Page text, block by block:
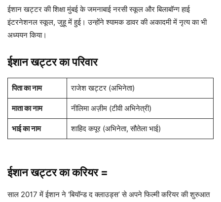
ईशान खट्टर की शिक्षा मुंबई के जमनाबाई नरसी स्कूल और बिलाबॉन्ग हाई
इंटरनेशनल स्कूल, जुहू में हुई। उन्होंने श्यामक डावर की अकादमी में नृत्य का भी
अध्ययन किया।
ईशान खट्टर का परिवार
पिता का नाम राजेश खट्टर (अभिनेता)
माता का नाम नीलिमा अज़ीम (टीवी अभिनेत्री)
भाई का नाम शाहिद कपूर (अभिनेता, सौतेला भाई)
ईशान खट्टर का करियर =
साल 2017 में ईशान ने ‘बियॉन्ड द क्लाउड्स’ से अपने फिल्मी करियर की शुरुआत